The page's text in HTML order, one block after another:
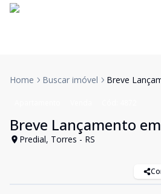
Home Buscar imóvel Breve
Breve Lançamento
Predial, Torres - RS